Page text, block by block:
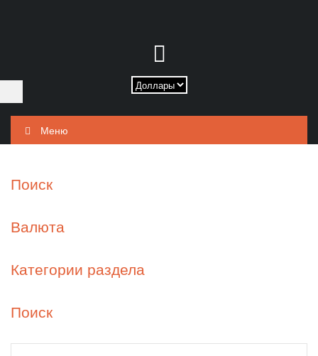
Меню
Поиск
Валюта
Категории раздела
Поиск